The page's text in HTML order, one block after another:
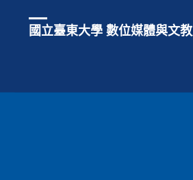
國立臺東大學 數位媒體與文